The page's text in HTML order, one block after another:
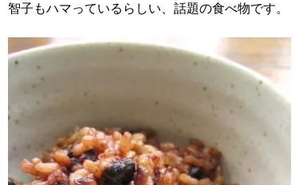
智子もハマっているらしい、話題の食べ物です。